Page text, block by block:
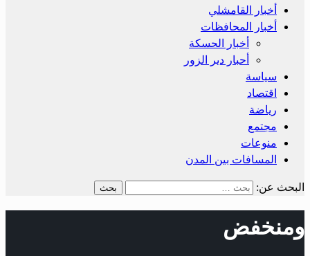
أخبار القامشلي
أخبار المحافظات
أخبار الحسكة
أحبار دير الزور
سياسة
اقتصاد
رياضة
مجتمع
منوعات
المسافات بين المدن
البحث عن:
ومنخفض